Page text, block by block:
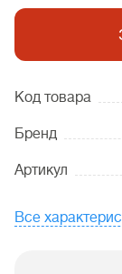
Код товара
Бренд
Артикул
Все